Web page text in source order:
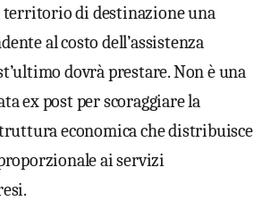
di destinazione una
al costo dell’assistenza
dovrà prestare. Non è una
ex post per scoraggiare la
economica che distribuisce
ai servizi